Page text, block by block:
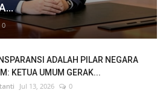
0
ADALAH PILAR NEGARA
KETUA UMUM GERAK...
Jul 13, 2026 0